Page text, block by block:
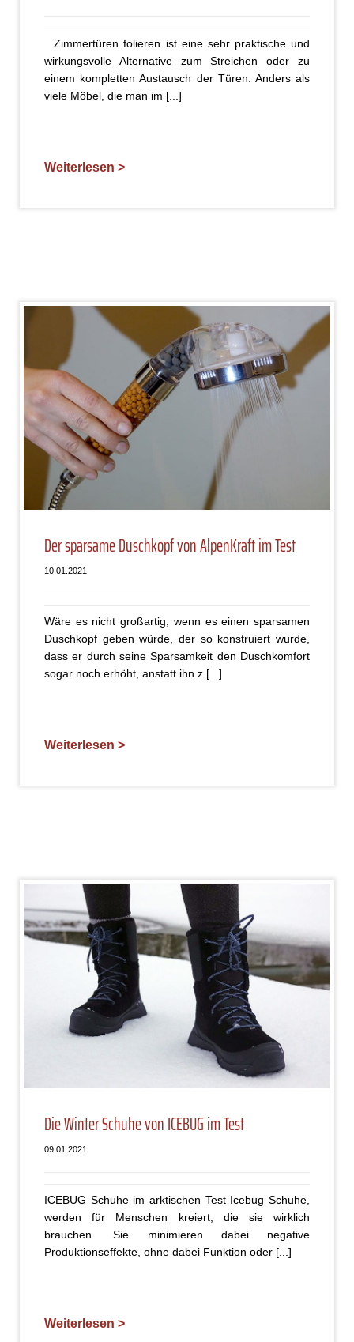
Zimmertüren folieren ist eine sehr praktische und
wirkungsvolle Alternative zum Streichen oder zu
einem kompletten Austausch der Türen. Anders als
viele Möbel, die man im [...]
Weiterlesen >
Der sparsame Duschkopf von AlpenKraft im Test
10.01.2021
Wäre es nicht großartig, wenn es einen sparsamen
Duschkopf geben würde, der so konstruiert wurde,
dass er durch seine Sparsamkeit den Duschkomfort
sogar noch erhöht, anstatt ihn z [...]
Weiterlesen >
Die Winter Schuhe von ICEBUG im Test
09.01.2021
ICEBUG Schuhe im arktischen Test Icebug Schuhe,
werden für Menschen kreiert, die sie wirklich
brauchen. Sie minimieren dabei negative
Produktionseffekte, ohne dabei Funktion oder [...]
Weiterlesen >